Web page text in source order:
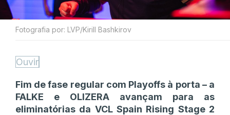
Fotografia por: LVP/Kirill Bashkirov
Ouvir
Fim de fase regular com Playoffs à porta – a
FALKE e OLIZERA avançam para as
eliminatórias da VCL Spain Rising Stage 2